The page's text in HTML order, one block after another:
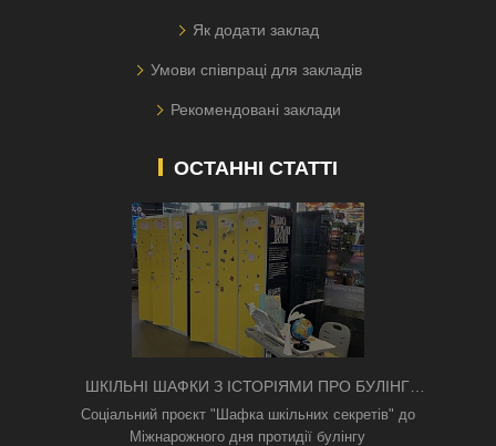
Як додати заклад
Умови співпраці для закладів
Рекомендовані заклади
ОСТАННІ СТАТТІ
ШКІЛЬНІ ШАФКИ З ІСТОРІЯМИ ПРО БУЛІНГ
З'ЯВИЛИСЯ В КИЄВІ
Соціальний проєкт "Шафка шкільних секретів" до
Міжнарожного дня протидії булінгу